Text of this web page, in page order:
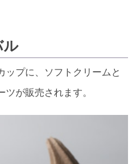
ル
ップに、ソフトクリームと
が販売されます。